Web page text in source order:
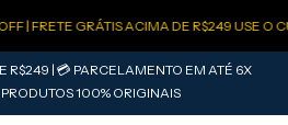
| FRETE GRÁTIS ACIMA DE R$249 USE O
R$249 | 💳 PARCELAMENTO EM ATÉ 6X
PRODUTOS 100% ORIGINAIS